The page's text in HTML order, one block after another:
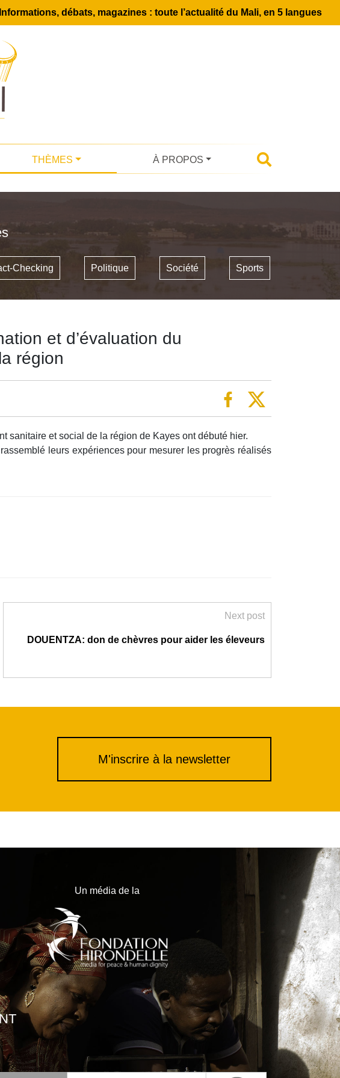
Informations, débats, magazines : toute l’actualité du Mali, en 5 langues
THÈMES À PROPOS
Checking Politique Société Sports
et d’évaluation du
région
sanitaire et social de la région de Kayes ont débuté hier.
leurs expériences pour mesurer les progrès réalisés
Next post
DOUENTZA: don de chèvres pour aider les éleveurs
M'inscrire à la newsletter
Un média de la